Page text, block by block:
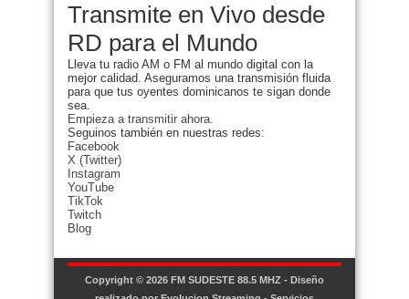
Transmite en Vivo desde
RD para el Mundo
Lleva tu radio AM o FM al mundo digital con la
mejor calidad. Aseguramos una transmisión fluida
para que tus oyentes dominicanos te sigan donde
sea.
Empieza a transmitir ahora.
Seguinos también en nuestras redes:
Facebook
X (Twitter)
Instagram
YouTube
TikTok
Twitch
Blog
Copyright © 2026 FM SUDESTE 88.5 MHZ - Diseño